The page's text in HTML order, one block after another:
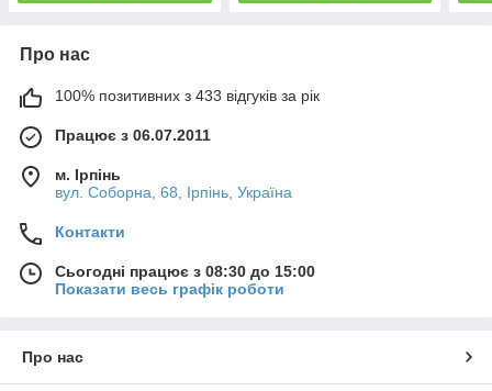
Про нас
100% позитивних з 433 відгуків за рік
Працює з 06.07.2011
м. Ірпінь
вул. Соборна, 68, Ірпінь, Україна
Контакти
Сьогодні працює з 08:30 до 15:00
Показати весь графік роботи
Про нас